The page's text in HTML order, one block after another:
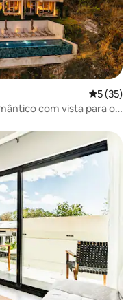
5 de uma
5 (35)
com vista para o
hóspedes